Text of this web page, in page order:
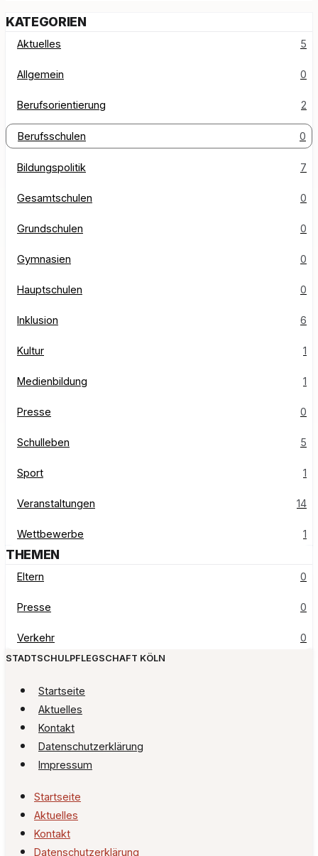
KATEGORIEN
Aktuelles 5
Allgemein 0
Berufsorientierung 2
Berufsschulen 0
Bildungspolitik 7
Gesamtschulen 0
Grundschulen 0
Gymnasien 0
Hauptschulen 0
Inklusion 6
Kultur 1
Medienbildung 1
Presse 0
Schulleben 5
Sport 1
Veranstaltungen 14
Wettbewerbe 1
THEMEN
Eltern 0
Presse 0
Verkehr 0
STADTSCHULPFLEGSCHAFT KÖLN
Startseite
Aktuelles
Kontakt
Datenschutzerklärung
Impressum
Startseite
Aktuelles
Kontakt
Datenschutzerklärung